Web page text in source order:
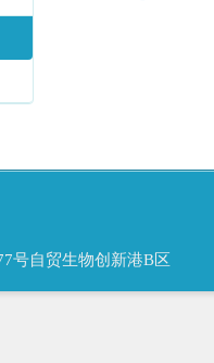
号自贸生物创新港B区